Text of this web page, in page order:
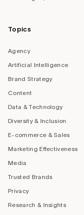
Topics
Agency
Artificial Intelligence
Brand Strategy
Content
Data & Technology
Diversity & Inclusion
E-commerce & Sales
Marketing Effectiveness
Media
Trusted Brands
Privacy
Research & Insights